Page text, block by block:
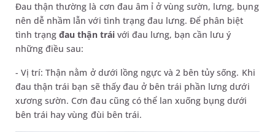
Đau thận thường là cơn đau âm ỉ ở vùng sườn, lưng, bụng
nên dễ nhầm lẫn với tình trạng đau lưng. Để phân biệt
tình trạngđau thận tráivới đau lưng, bạn cần lưu ý
những điều sau:
- Vị trí: Thận nằm ở dưới lồng ngực và 2 bên tủy sống. Khi
đau thận trái bạn sẽ thấy đau ở bên trái phần lưng dưới
xương sườn. Cơn đau cũng có thể lan xuống bụng dưới
bên trái hay vùng đùi bên trái.